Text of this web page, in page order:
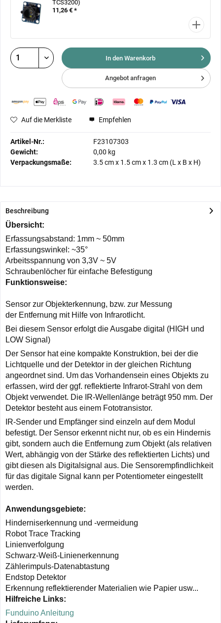
TCS3200)
11,26 € *
In den Warenkorb
Angebot anfragen
Auf die Merkliste Empfehlen
Artikel-Nr.:
F23107303
Gewicht:
0,00 kg
Verpackungsmaße:
3.5 cmx 1.5 cmx 1.3 cm (L x B x H)
Beschreibung
Übersicht:
Erfassungsabstand: 1mm ~ 50mm
Erfassungswinkel: ~35°
Arbeitsspannung von 3,3V ~ 5V
Schraubenlöcher für einfache Befestigung
Funktionsweise:
Sensor zur Objekterkennung, bzw. zur Messung
der Entfernung mit Hilfe von Infrarotlicht.
Bei diesem Sensor erfolgt die Ausgabe digital (HIGH und
LOW Signal)
Der Sensor hat eine kompakte Konstruktion, bei der die
Lichtquelle und der Detektor in der gleichen Richtung
angeordnet sind. Um das Vorhandensein eines Objekts zu
erfassen, wird der ggf. reflektierte Infrarot-Strahl von dem
Objekt verwendet. Die IR-Wellenlänge beträgt 950 mm. Der
Detektor besteht aus einem Fototransistor.
IR-Sender und Empfänger sind einzeln auf dem Modul
befestigt. Der Sensor erkennt nicht nur, ob es ein Hindernis
gibt, sondern auch die Entfernung zum Objekt (als relativen
Wert, abhängig von der Stärke des reflektierten Lichts) und
gibt diesen als Digitalsignal aus. Die Sensorempfindlichkeit
für das digitale Signal kann per Potentiometer eingestellt
werden.
Anwendungsgebiete:
Hinderniserkennung und -vermeidung
Robot Trace Tracking
Linienverfolgung
Schwarz-Weiß-Linienerkennung
Zählerimpuls-Datenabtastung
Endstop Detektor
Erkennung reflektierender Materialien wie Papier usw...
Hilfreiche Links:
Funduino Anleitung